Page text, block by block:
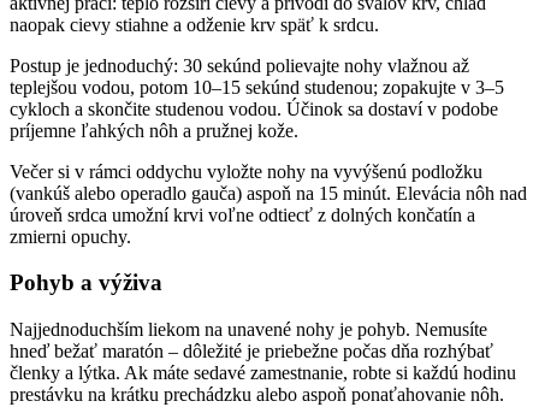
naopak cievy stiahne a odženie krv späť k srdcu.
Postup je jednoduchý: 30 sekúnd polievajte nohy vlažnou až
teplejšou vodou, potom 10–15 sekúnd studenou; zopakujte v 3–5
cykloch a skončite studenou vodou. Účinok sa dostaví v podobe
príjemne ľahkých nôh a pružnej kože.
Večer si v rámci oddychu vyložte nohy na vyvýšenú podložku
(vankúš alebo operadlo gauča) aspoň na 15 minút. Elevácia nôh nad
úroveň srdca umožní krvi voľne odtiecť z dolných končatín a
zmierni opuchy.
Pohyb a výživa
Najjednoduchším liekom na unavené nohy je pohyb. Nemusíte
hneď bežať maratón – dôležité je priebežne počas dňa rozhýbať
členky a lýtka. Ak máte sedavé zamestnanie, robte si každú hodinu
prestávku na krátku prechádzku alebo aspoň ponaťahovanie nôh.